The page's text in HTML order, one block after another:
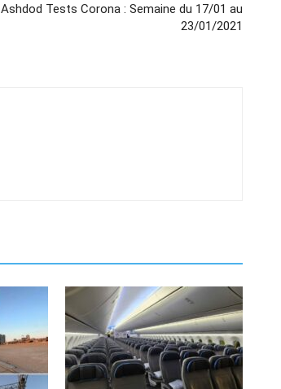
Ashdod Tests Corona : Semaine du 17/01 au
23/01/2021